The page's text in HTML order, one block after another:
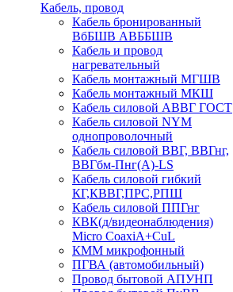
Кабель, провод
Кабель бронированный
ВбБШВ АВББШВ
Кабель и провод
нагревательный
Кабель монтажный МГШВ
Кабель монтажный МКШ
Кабель силовой АВВГ ГОСТ
Кабель силовой NYM
однопроволочный
Кабель силовой ВВГ, ВВГнг,
ВВГбм-Пнг(А)-LS
Кабель силовой гибкий
КГ,КВВГ,ПРС,РПШ
Кабель силовой ППГнг
КВК(д/видеонаблюдения)
Micro CoaxiA+CuL
КММ микрофонный
ПГВА (автомобильный)
Провод бытовой АПУНП